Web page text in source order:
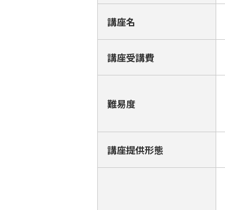
講座名
講座受講費
難易度
講座提供形態